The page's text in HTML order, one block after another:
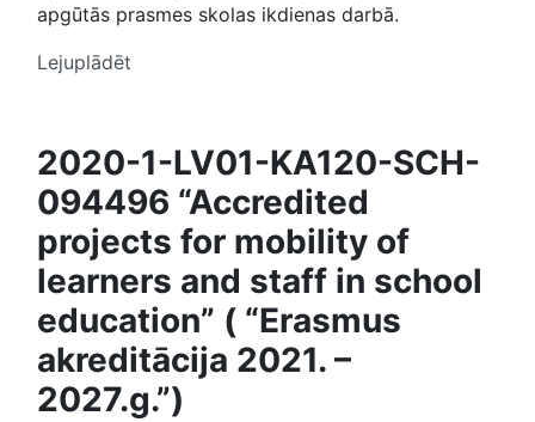
apgūtās prasmes skolas ikdienas darbā.
Lejuplādēt
2020-1-LV01-KA120-SCH-
094496 “Accredited
projects for mobility of
learners and staff in school
education” ( “Erasmus
akreditācija 2021. –
2027.g.”)